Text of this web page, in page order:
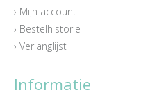
› Mijn account
› Bestelhistorie
› Verlanglijst
Informatie